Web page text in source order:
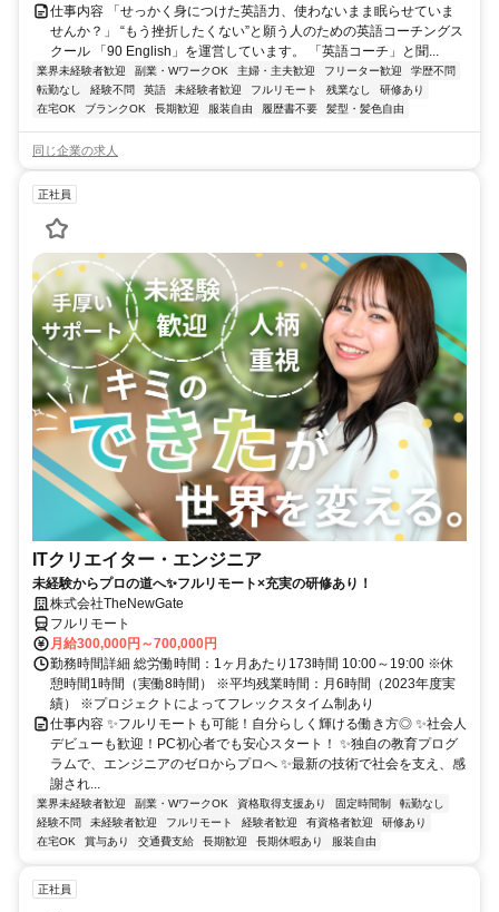
仕事内容 「せっかく身につけた英語力、使わないまま眠らせていま
せんか？」 “もう挫折したくない”と願う人のための英語コーチングス
クール 「90 English」を運営しています。 「英語コーチ」と聞...
業界未経験者歓迎 副業・WワークOK 主婦・主夫歓迎 フリーター歓迎
学歴不問
転勤なし
経験不問 英語 未経験者歓迎 フルリモート 残業なし
研修あり
在宅OK
ブランクOK 長期歓迎 服装自由 履歴書不要 髪型・髪色自由
同じ企業の求人
正社員
ITクリエイター・エンジニア
未経験からプロの道へ✨フルリモート×充実の研修あり！
株式会社TheNewGate
フルリモート
月給300,000円～700,000円
勤務時間詳細 総労働時間：1ヶ月あたり173時間 10:00～19:00 ※休
憩時間1時間（実働8時間） ※平均残業時間：月6時間（2023年度実
績） ※プロジェクトによってフレックスタイム制あり
仕事内容 ✨フルリモートも可能！自分らしく輝ける働き方◎ ✨社会人
デビューも歓迎！PC初心者でも安心スタート！ ✨独自の教育プログ
ラムで、エンジニアのゼロからプロへ ✨最新の技術で社会を支え、感
謝され...
業界未経験者歓迎 副業・WワークOK 資格取得支援あり 固定時間制
転勤なし
経験不問
未経験者歓迎 フルリモート 経験者歓迎 有資格者歓迎
研修あり
在宅OK
賞与あり 交通費支給 長期歓迎 長期休暇あり 服装自由
正社員